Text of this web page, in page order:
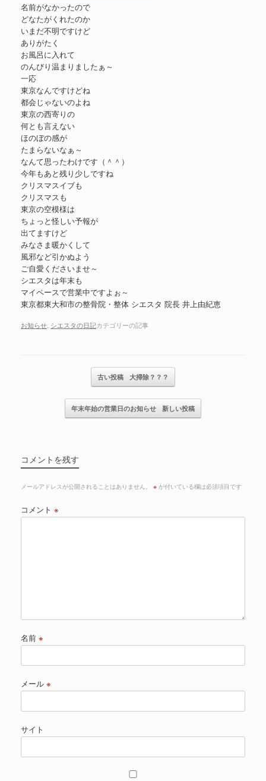
名前がなかったので
どなたがくれたのか
いまだ不明ですけど
ありがたく
お風呂に入れて
のんびり温まりましたぁ～
一応
東京なんですけどね
都会じゃないのよね
東京の西寄りの
何とも言えない
ほのぼの感が
たまらないなぁ～
なんて思ったわけです（＾＾）
今年もあと残り少しですね
クリスマスイブも
クリスマスも
東京の空模様は
ちょっと怪しい予報が
出てますけど
みなさま暖かくして
風邪など引かぬよう
ご自愛くださいませ～
シエスタは年末も
マイペースで営業中ですよぉ～
東京都東大和市の整骨院・整体 シエスタ 院長 井上由紀恵
お知らせ, シエスタの日記カテゴリーの記事
記事のナビゲーション古い投稿 大掃除？？？
年末年始の営業日のお知らせ 新しい投稿
コメントを残す
メールアドレスが公開されることはありません。 ※ が付いている欄は必須項目です
コメント ※
名前 ※
メール ※
サイト